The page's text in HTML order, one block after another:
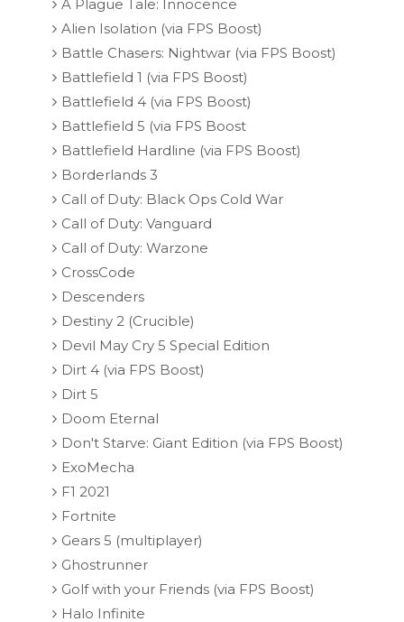
A Plague Tale: Innocence
Alien Isolation (via FPS Boost)
Battle Chasers: Nightwar (via FPS Boost)
Battlefield 1 (via FPS Boost)
Battlefield 4 (via FPS Boost)
Battlefield 5 (via FPS Boost
Battlefield Hardline (via FPS Boost)
Borderlands 3
Call of Duty: Black Ops Cold War
Call of Duty: Vanguard
Call of Duty: Warzone
CrossCode
Descenders
Destiny 2 (Crucible)
Devil May Cry 5 Special Edition
Dirt 4 (via FPS Boost)
Dirt 5
Doom Eternal
Don't Starve: Giant Edition (via FPS Boost)
ExoMecha
F1 2021
Fortnite
Gears 5 (multiplayer)
Ghostrunner
Golf with your Friends (via FPS Boost)
Halo Infinite